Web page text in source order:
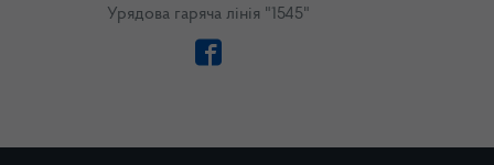
Урядова гаряча лінія "1545"